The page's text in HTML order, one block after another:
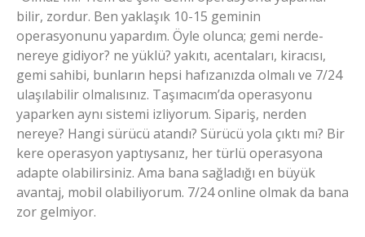
bilir, zordur. Ben yaklaşık 10-15 geminin
operasyonunu yapardım. Öyle olunca; gemi nerde-
nereye gidiyor? ne yüklü? yakıtı, acentaları, kiracısı,
gemi sahibi, bunların hepsi hafızanızda olmalı ve 7/24
ulaşılabilir olmalısınız. Taşımacım’da operasyonu
yaparken aynı sistemi izliyorum. Sipariş, nerden
nereye? Hangi sürücü atandı? Sürücü yola çıktı mı? Bir
kere operasyon yaptıysanız, her türlü operasyona
adapte olabilirsiniz. Ama bana sağladığı en büyük
avantaj, mobil olabiliyorum. 7/24 online olmak da bana
zor gelmiyor.